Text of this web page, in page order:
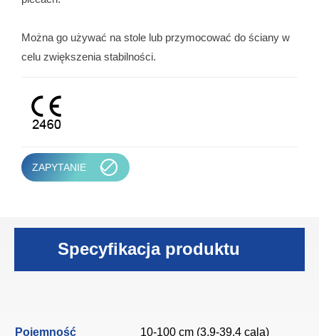
Można go używać na stole lub przymocować do ściany w
celu zwiększenia stabilności.
ZAPYTANIE
Specyfikacja produktu
Pojemność 10-100 cm (3,9-39,4 cala)